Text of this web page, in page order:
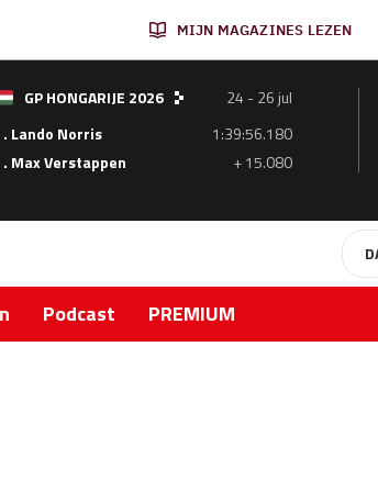
MIJN MAGAZINES LEZEN
GP HONGARIJE 2026
24 - 26 jul
. Lando Norris
1:39:56.180
. Max Verstappen
+ 15.080
Podcast PREMIUM